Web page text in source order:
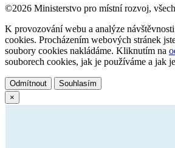
©2026 Ministerstvo pro místní rozvoj,
K provozování webu a analýze
cookies. Procházením webových stránek
soubory cookies nakládáme. Kliknutím na
souborech cookies, jak je používáme a jak
Odmítnout
Souhlasím
×